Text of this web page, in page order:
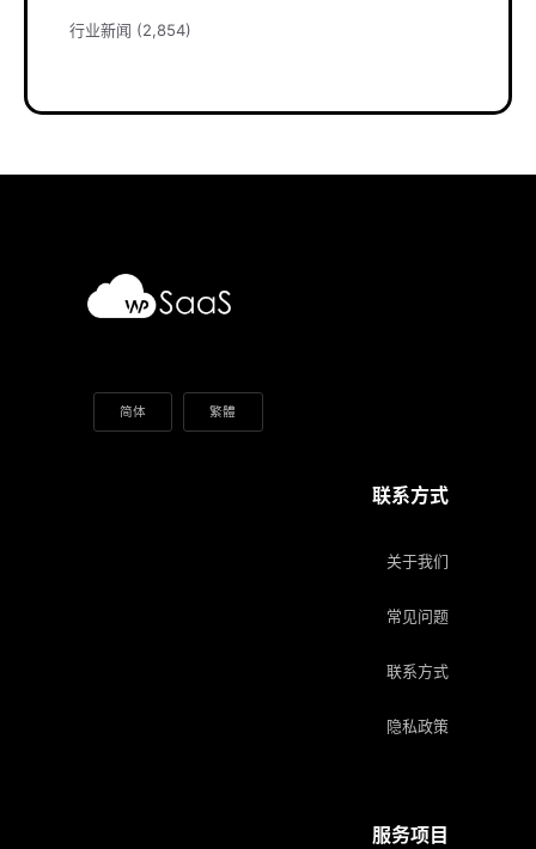
行业新闻 (2,854)
简体 繁體
联系方式
关于我们
常见问题
联系方式
隐私政策
服务项目